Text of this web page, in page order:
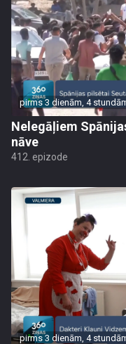
pirms 3 dienām, 4
Nelegāļiem
nāve
412. epizode
pirms 3 dienām, 4